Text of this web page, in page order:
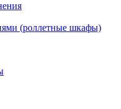
(роллетные шкафы)